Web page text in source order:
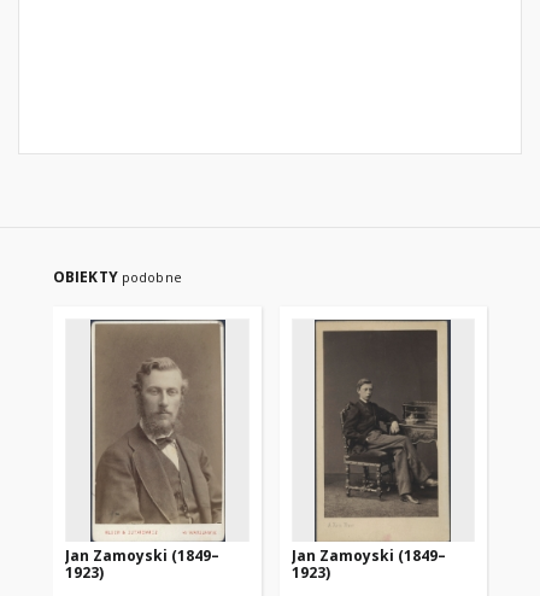
OBIEKTY podobne
Jan Zamoyski (1849–
1923)
Jan Zamoyski (1849–
1923)